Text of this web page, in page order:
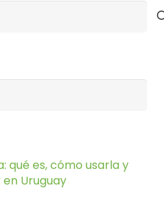
qué es, cómo usarla y
Uruguay